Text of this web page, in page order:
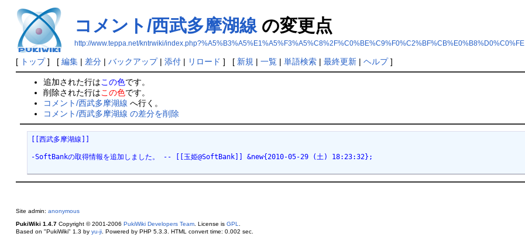
コメント/西武多摩湖線 の変更点
http://www.teppa.net/kntrwiki/index.php?%A5%B3%A5%E1%A5%F3%A5%C8%2F%C0%BE%C9%F0%C2%BF%CB%E0%B8%D0%C0%FE
[ トップ] [ 編集| 差分| バックアップ| 添付| リロード ] [ 新規 | 一覧| 単語検索| 最終更新| ヘルプ]
追加された行はこの色です。
削除された行はこの色です。
コメント/西武多摩湖線 へ行く。
コメント/西武多摩湖線 の差分を削除
[[西武多摩湖線]]
-SoftBankの取得情報を追加しました。 -- [[玉姫@SoftBank]] &new{2010-05-29 (土) 18:23:32};
Site admin: anonymous
PukiWiki 1.4.7Copyright © 2001-2006 PukiWiki Developers Team. License is GPL
Based on "PukiWiki" 1.3 by yu-ji. Powered by PHP 5.3.3. HTML convert time: 0.002 sec.